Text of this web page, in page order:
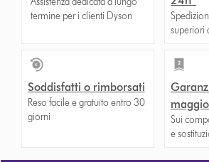
termine per i clienti Dyson
superiori
Soddisfatti o rimborsati
Reso facile e gratuito entro 30
giorni
Sui
e